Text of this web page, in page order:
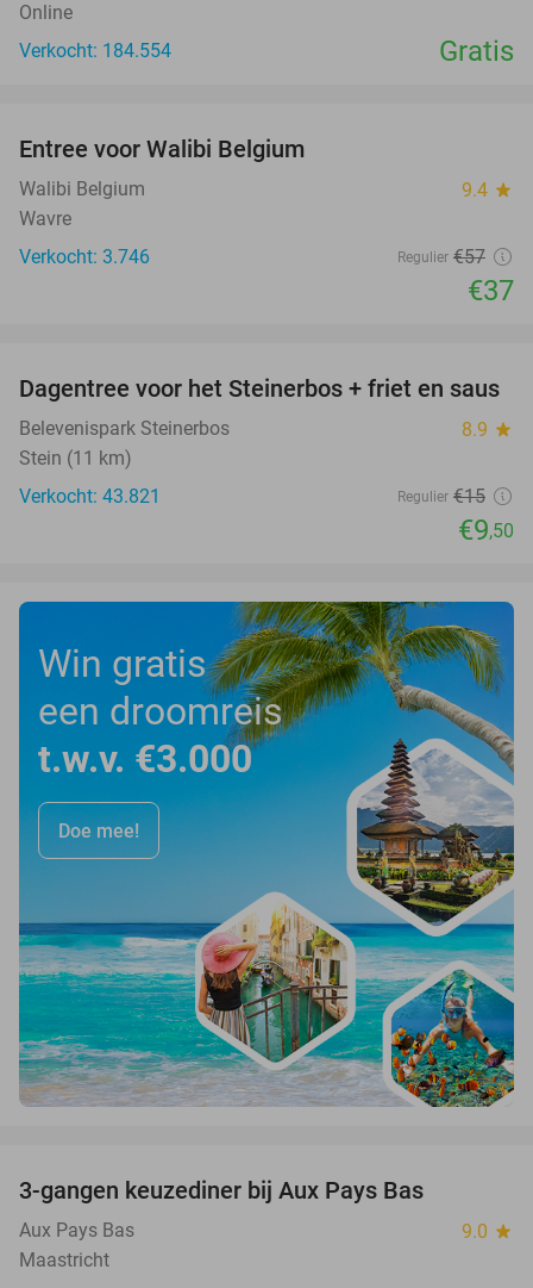
Online
Verkocht: 184.554
Gratis
Entree voor Walibi Belgium
Walibi Belgium 9.4 star
Wavre
Verkocht: 3.746
Regulier €57
€37
37%
Dagentree voor het Steinerbos + friet en saus
Belevenispark Steinerbos 8.9 star
Stein (11 km)
Verkocht: 43.821
Regulier €15
€9,50
Win gratis
een droomreis
t.w.v. €3.000
Doe mee!
3-gangen keuzediner bij Aux Pays Bas
Aux Pays Bas 9.0 star
Maastricht